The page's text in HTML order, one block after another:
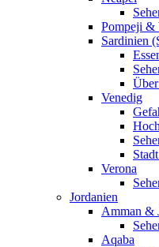
Pompeji &
Sardinien
Venedig
Verona
Jordanien
Amman &
Aqaba